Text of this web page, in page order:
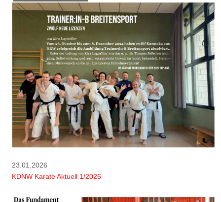
23.01.2026
KDNW Karate Aktuell 1/2026